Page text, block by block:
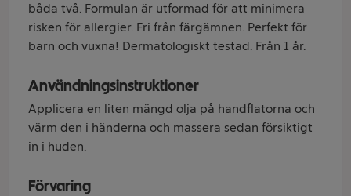
båda två. Formulan är utformad för att minimera
risken för allergier. Fri från färgämnen. Perfekt för
barn och vuxna! Dermatologiskt testad. Från 1 år.
Användningsinstruktioner
Applicera en liten mängd olja på handflatorna och
värm den i händerna och massera sedan försiktigt
in i huden.
Förvaring